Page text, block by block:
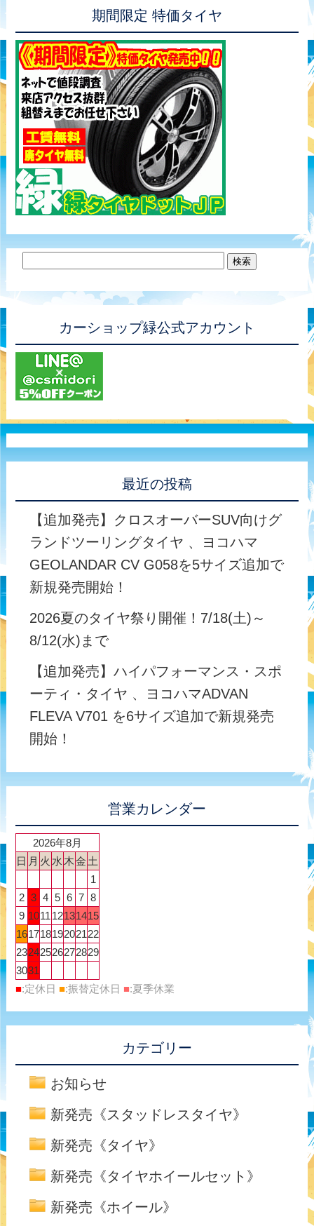
期間限定 特価タイヤ
カーショップ緑公式アカウント
最近の投稿
【追加発売】クロスオーバーSUV向けグ
ランドツーリングタイヤ 、ヨコハマ
GEOLANDAR CV G058を5サイズ追加で
新規発売開始！
2026夏のタイヤ祭り開催！7/18(土)～
8/12(水)まで
【追加発売】ハイパフォーマンス・スポ
ーティ・タイヤ 、ヨコハマADVAN
FLEVA V701 を6サイズ追加で新規発売
開始！
営業カレンダー
2026年8月
日 月 火 水 木金 土
1
2 3 4 5 6 7 8
9 1011 12131415
16171819202122
23242526272829
3031
■:定休日 ■:振替定休日 ■:夏季休業
カテゴリー
お知らせ
新発売《スタッドレスタイヤ》
新発売《タイヤ》
新発売《タイヤホイールセット》
新発売《ホイール》